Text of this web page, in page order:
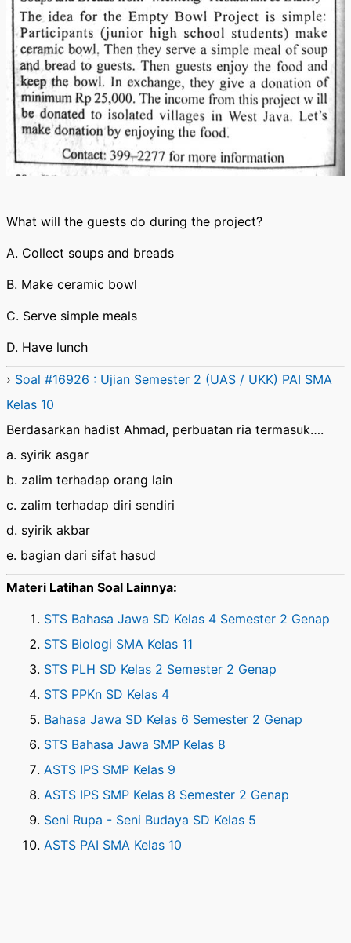
What will the guests do during the project?
A. Collect soups and breads
B. Make ceramic bowl
C. Serve simple meals
D. Have lunch
› Soal #16926 : Ujian Semester 2 (UAS / UKK) PAI SMA
Kelas 10
Berdasarkan hadist Ahmad, perbuatan ria termasuk….
a. syirik asgar
b. zalim terhadap orang lain
c. zalim terhadap diri sendiri
d. syirik akbar
e. bagian dari sifat hasud
Materi Latihan Soal Lainnya:
STS Bahasa Jawa SD Kelas 4 Semester 2 Genap
STS Biologi SMA Kelas 11
STS PLH SD Kelas 2 Semester 2 Genap
STS PPKn SD Kelas 4
Bahasa Jawa SD Kelas 6 Semester 2 Genap
STS Bahasa Jawa SMP Kelas 8
ASTS IPS SMP Kelas 9
ASTS IPS SMP Kelas 8 Semester 2 Genap
Seni Rupa - Seni Budaya SD Kelas 5
ASTS PAI SMA Kelas 10